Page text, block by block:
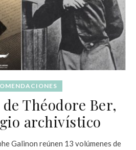
Théodore Ber,
archivístico
Galinon reúnen 13 volúmenes de